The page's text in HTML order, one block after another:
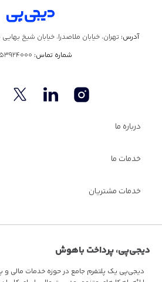
آدرس: تهران، خیابان ملاصدرا، خیابان شیخ بهایی
شماره تماس:
درباره ما
گزارش سالانه
مستندات فنی
خدمات ما
خدمات ویژه مالی
خدمات مشتریان
قوانین و مقررات
دیجی‌پی، پرداخت باهوش
دیجی‌پی یک پلتفرم جامع در حوزه خدمات مالی و